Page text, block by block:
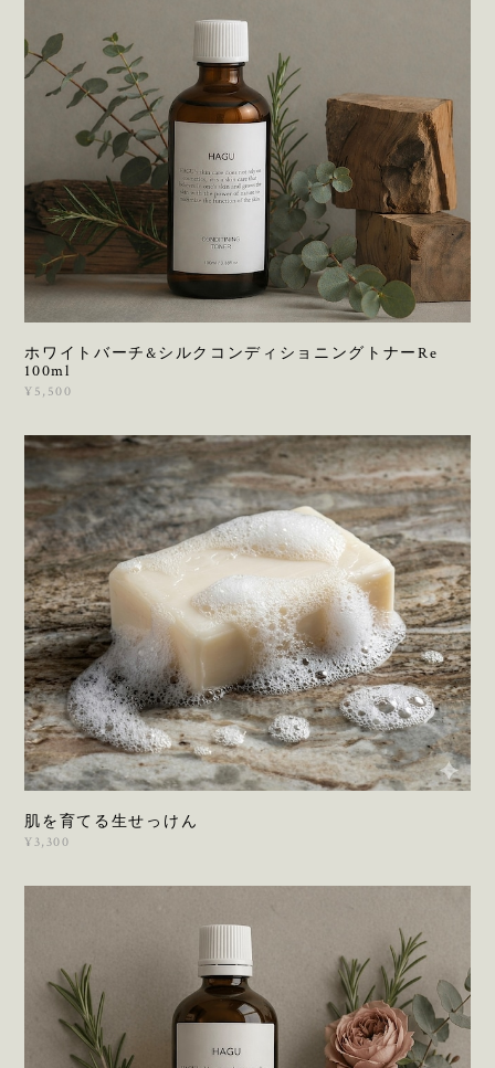
ホワイトバーチ&シルクコンディショニングトナーRe
100ml
¥5,500
肌を育てる生せっけん
¥3,300